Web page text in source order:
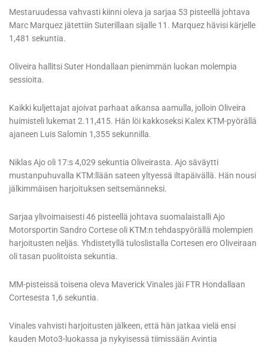
Mestaruudessa vahvasti kiinni oleva ja sarjaa 53 pisteellä johtava
Marc Marquez jätettiin Suterillaan sijalle 11. Marquez hävisi kärjelle
1,481 sekuntia.
Oliveira hallitsi Suter Hondallaan pienimmän luokan molempia
sessioita.
Kaikki kuljettajat ajoivat parhaat aikansa aamulla, jolloin Oliveira
huimisteli lukemat 2.11,415. Hän löi kakkoseksi Kalex KTM-pyörällä
ajaneen Luis Salomin 1,355 sekunnilla.
Niklas Ajo oli 17:s 4,029 sekuntia Oliveirasta. Ajo säväytti
mustanpuhuvalla KTM:llään sateen yltyessä iltapäivällä. Hän nousi
jälkimmäisen harjoituksen seitsemänneksi.
Sarjaa ylivoimaisesti 46 pisteellä johtava suomalaistalli Ajo
Motorsportin Sandro Cortese oli KTM:n tehdaspyörällä molempien
harjoitusten neljäs. Yhdistetyllä tuloslistalla Cortesen ero Oliveiraan
oli tasan puolitoista sekuntia.
MM-pisteissä toisena oleva Maverick Vinales jäi FTR Hondallaan
Cortesesta 1,6 sekuntia.
Vinales vahvisti harjoitusten jälkeen, että hän jatkaa vielä ensi
kauden Moto3-luokassa ja nykyisessä tiimissään Avintia